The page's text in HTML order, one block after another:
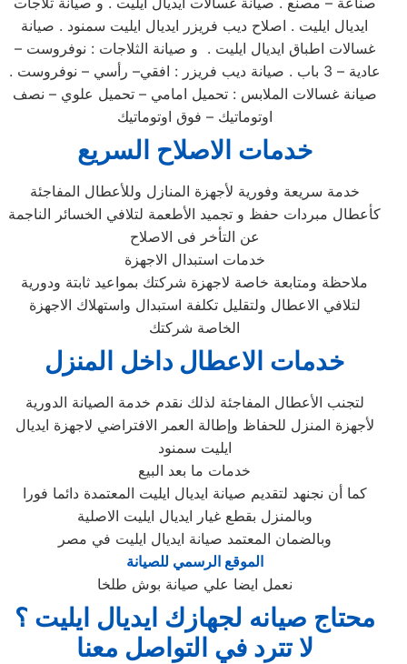
ايديال ايليت . اصلاح ديب فريزر ايديال ايليت سمنود . صيانة
غسالات اطباق ايديال ايليت . و صيانة الثلاجات : نوفروست –
عادية – 3 باب . صيانة ديب فريزر : افقي– رأسي – نوفروست .
صيانة غسالات الملابس : تحميل امامي – تحميل علوي – نصف
اوتوماتيك – فوق اوتوماتيك
خدمات الاصلاح السريع
خدمة سريعة وفورية لأجهزة المنازل وللأعطال المفاجئة
كأعطال مبردات حفظ و تجميد الأطعمة لتلافي الخسائر الناجمة
عن التأخر فى الاصلاح
خدمات استبدال الاجهزة
ملاحظة ومتابعة خاصة لاجهزة شركتك بمواعيد ثابتة ودورية
لتلافي الاعطال ولتقليل تكلفة استبدال واستهلاك الاجهزة
الخاصة شركتك
خدمات الاعطال داخل المنزل
لتجنب الأعطال المفاجئة لذلك نقدم خدمة الصيانة الدورية
لأجهزة المنزل للحفاظ وإطالة العمر الافتراضي لاجهزة ايديال
ايليت سمنود
خدمات ما بعد البيع
كما أن نجنهد لتقديم صيانة ايديال ايليت المعتمدة دائما فورا
وبالمنزل بقطع غيار ايديال ايليت الاصلية
وبالضمان المعتمد صيانة ايديال ايليت في مصر
الموقع الرسمي للصيانة
نعمل ايضا علي صيانة بوش طلخا
محتاج صيانه لجهازك ايديال ايليت ؟
لا تترد في التواصل معنا